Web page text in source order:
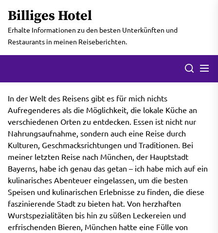
the
content
Billiges Hotel
Erhalte Informationen zu den besten Unterkünften und
Restaurants in meinen Reiseberichten.
Search
In der Welt des Reisens gibt es für mich nichts
Aufregenderes als die Möglichkeit, die lokale Küche an
verschiedenen Orten zu entdecken. Essen ist nicht nur
Nahrungsaufnahme, sondern auch eine Reise durch
Kulturen, Geschmacksrichtungen und Traditionen. Bei
meiner letzten Reise nach München, der Hauptstadt
Bayerns, habe ich genau das getan – ich habe mich auf ein
kulinarisches Abenteuer eingelassen, um die besten
Speisen und kulinarischen Erlebnisse zu finden, die diese
faszinierende Stadt zu bieten hat. Von herzhaften
Wurstspezialitäten bis hin zu süßen Leckereien und
erfrischenden Bieren, München hatte eine Fülle von